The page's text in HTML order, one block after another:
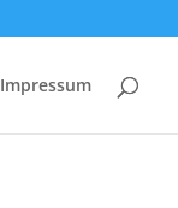
Impressum